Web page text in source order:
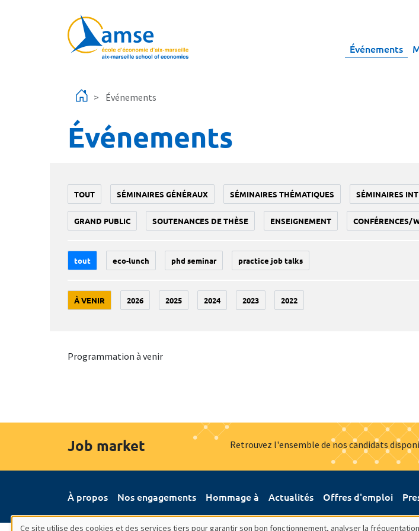
Événements
Événements
Événements
TOUT SÉMINAIRES GÉNÉRAUX SÉMINAIRES THÉMATIQUES SÉMINAIRES
GRAND PUBLIC SOUTENANCES DE THÈSE ENSEIGNEMENT CONFÉRENCES/
tout eco-lunch phd seminar practice job talks
À VENIR 2026 2025 2024 2023 2022
Programmation à venir
Job market Retrouvez l'ensemble de nos candidats
À propos Nos engagements Hommage à Actualités Offres d'emploi
Ce site utilise des cookies et des services tiers pour garantir son bon fonctionnement, analyser la